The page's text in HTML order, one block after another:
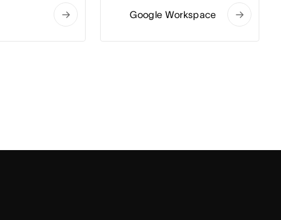
Google Workspace